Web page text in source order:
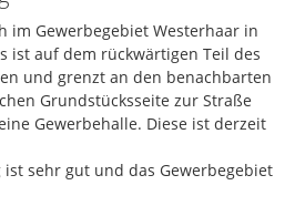
im Gewerbegebiet Westerhaar in
ist auf dem rückwärtigen Teil des
und grenzt an den benachbarten
Grundstücksseite zur Straße
Gewerbehalle. Diese ist derzeit
sehr gut und das Gewerbegebiet